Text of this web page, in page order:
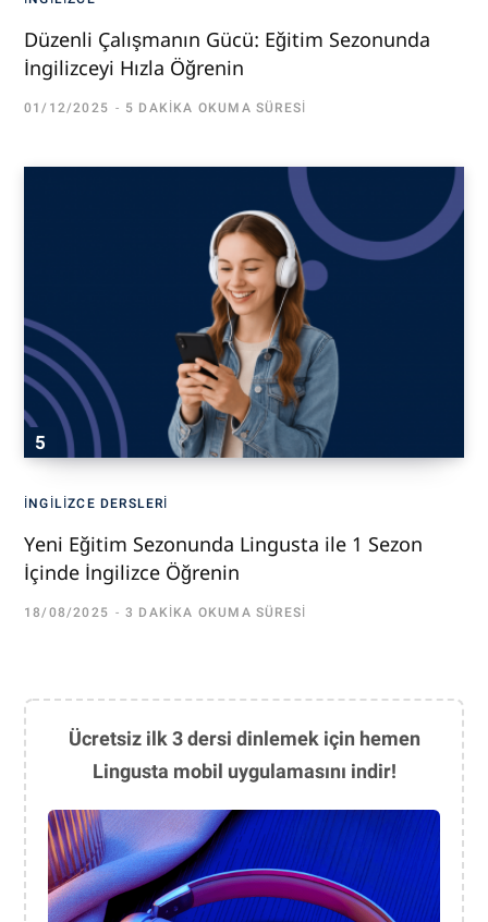
Düzenli Çalışmanın Gücü: Eğitim Sezonunda
İngilizceyi Hızla Öğrenin
01/12/2025 5 DAKIKA OKUMA SÜRESI
İNGILIZCE DERSLERI
Yeni Eğitim Sezonunda Lingusta ile 1 Sezon
İçinde İngilizce Öğrenin
18/08/2025 3 DAKIKA OKUMA SÜRESI
Ücretsiz ilk 3 dersi dinlemek için hemen
Lingusta mobil uygulamasını indir!